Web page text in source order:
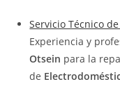
Servicio Técnico
Experiencia y
Otsein para la
de